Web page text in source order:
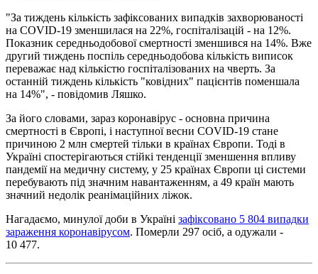
"За тиждень кількість зафіксованих випадків захворюваності
на COVID-19 зменшилася на 22%, госпіталізацій - на 12%.
Показник середньодобової смертності зменшився на 14%. Вже
другий тиждень поспіль середньодобова кількість виписок
переважає над кількістю госпіталізованих на чверть. За
останній тиждень кількість "ковідних" пацієнтів поменшала
на 14%", - повідомив Ляшко.
За його словами, зараз коронавірус - основна причина
смертності в Європі, і наступної весни COVID-19 стане
причиною 2 млн смертей тільки в країнах Європи. Тоді в
Україні спостерігаються стійкі тенденції зменшення впливу
пандемії на медичну систему, у 25 країнах Європи ці системи
перебувають під значним навантаженням, а 49 країн мають
значний недолік реанімаційних ліжок.
Нагадаємо, минулої доби в Україні зафіксовано 5 804 випадки
зараження коронавірусом. Померли 297 осіб, а одужали -
10 477.